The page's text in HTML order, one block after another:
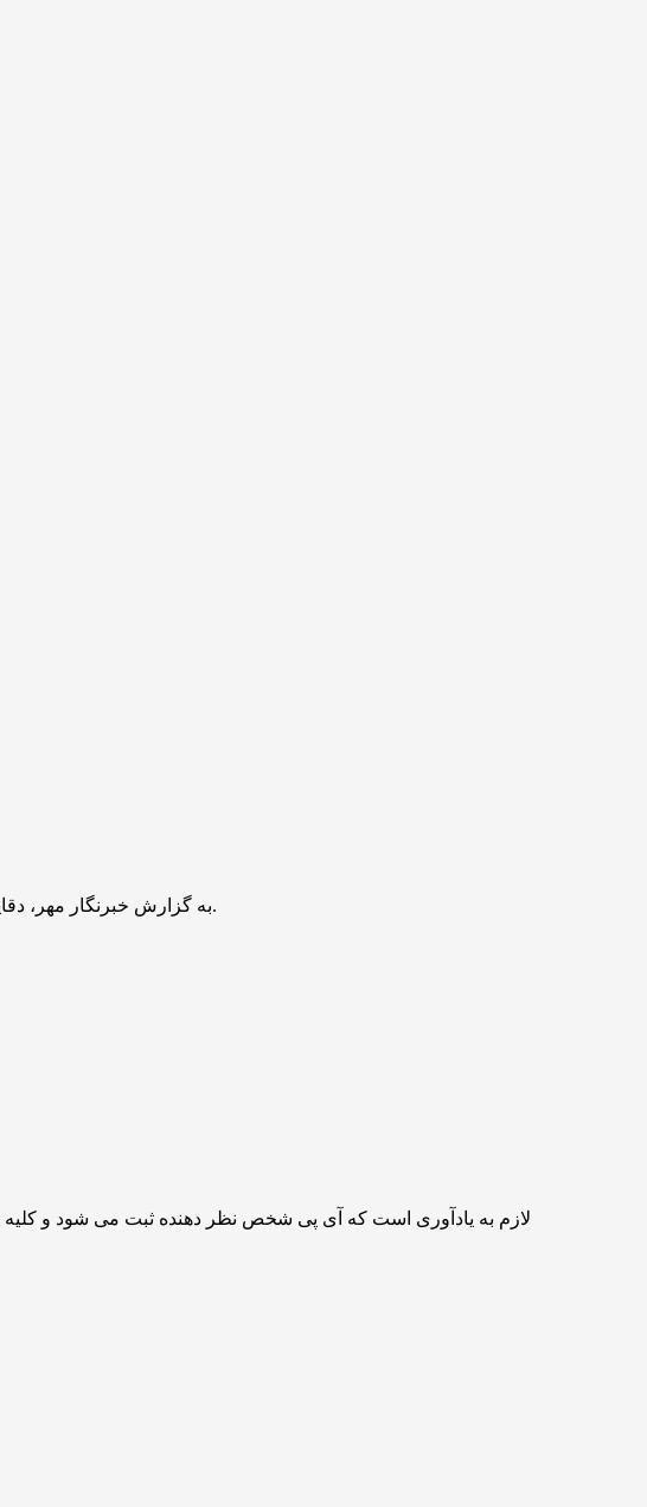
به گزارش خبرنگار مهر، دقایقی قبل یک دستگاه تانکر حمل سوخت در محدوده بعد از عوارضی قم کاشان و در ورودی اتوبان قم گرمسار دچار حریق شد.
لازم به یادآوری است که آی پی شخص نظر دهنده ثبت می شود و کلیه